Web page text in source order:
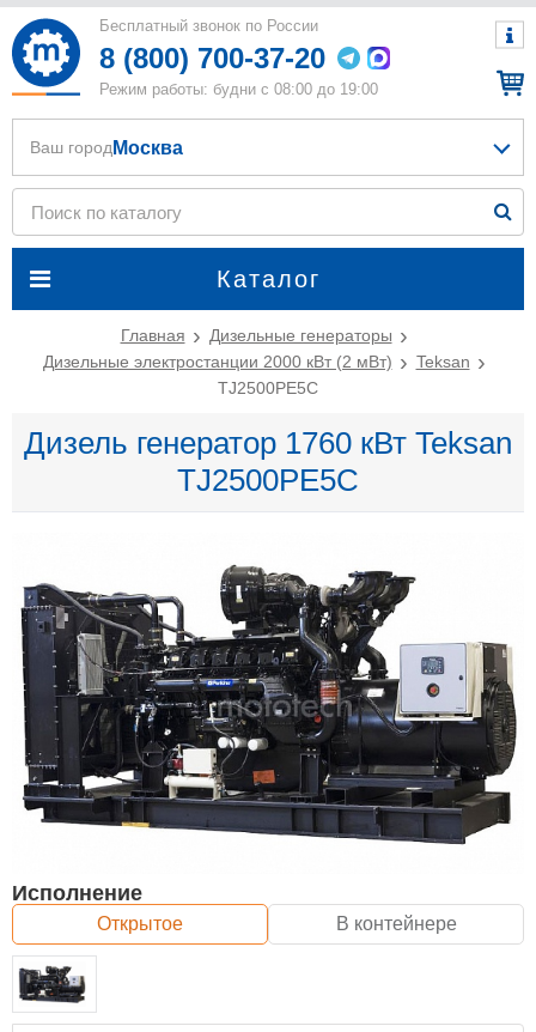
Бесплатный звонок по России
8 (800) 700-37-20
Режим работы: будни с 08:00 до 19:00
Каталог
Ваш город Москва
Главная
Дизельные генераторы
Дизельные электростанции 2000 кВт (2 мВт)
Teksan
TJ2500PE5C
Дизель генератор 1760 кВт Teksan
TJ2500PE5C
Исполнение
Открытое В контейнере